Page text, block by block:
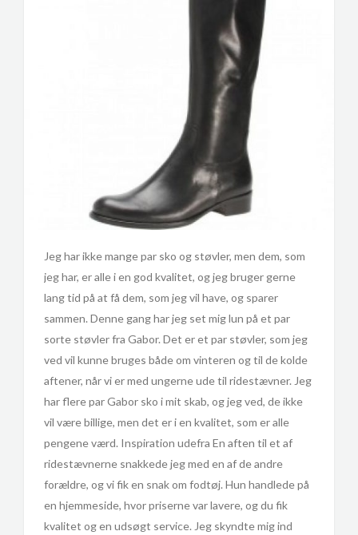
Jeg har ikke mange par sko og støvler, men dem, som
jeg har, er alle i en god kvalitet, og jeg bruger gerne
lang tid på at få dem, som jeg vil have, og sparer
sammen. Denne gang har jeg set mig lun på et par
sorte støvler fra Gabor. Det er et par støvler, som jeg
ved vil kunne bruges både om vinteren og til de kolde
aftener, når vi er med ungerne ude til ridestævner. Jeg
har flere par Gabor sko i mit skab, og jeg ved, de ikke
vil være billige, men det er i en kvalitet, som er alle
pengene værd. Inspiration udefra En aften til et af
ridestævnerne snakkede jeg med en af de andre
forældre, og vi fik en snak om fodtøj. Hun handlede på
en hjemmeside, hvor priserne var lavere, og du fik
kvalitet og en udsøgt service. Jeg skyndte mig ind